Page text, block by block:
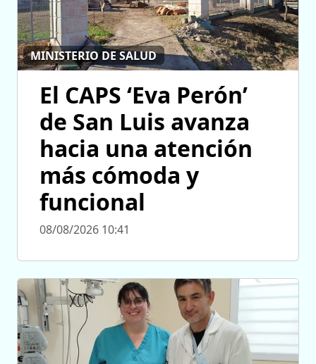
MINISTERIO DE SALUD
El CAPS ‘Eva Perón’
de San Luis avanza
hacia una atención
más cómoda y
funcional
08/08/2026 10:41